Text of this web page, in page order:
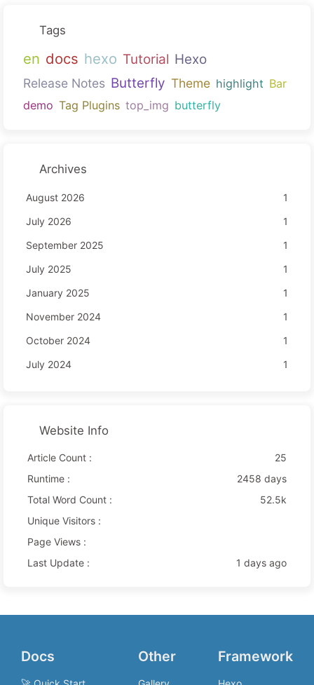
Tags
en docs hexo Tutorial Hexo
Release Notes Butterfly Theme highlight Bar
demo Tag Plugins top_img butterfly
Archives
August 2026
1
July 2026
1
September 2025
1
July 2025
1
January 2025
1
November 2024
1
October 2024
1
July 2024
1
Website Info
Article Count :
25
Runtime :
2458 days
Total Word Count :
52.5k
Unique Visitors :
Page Views :
Last Update :
1 days ago
Docs Other Framework